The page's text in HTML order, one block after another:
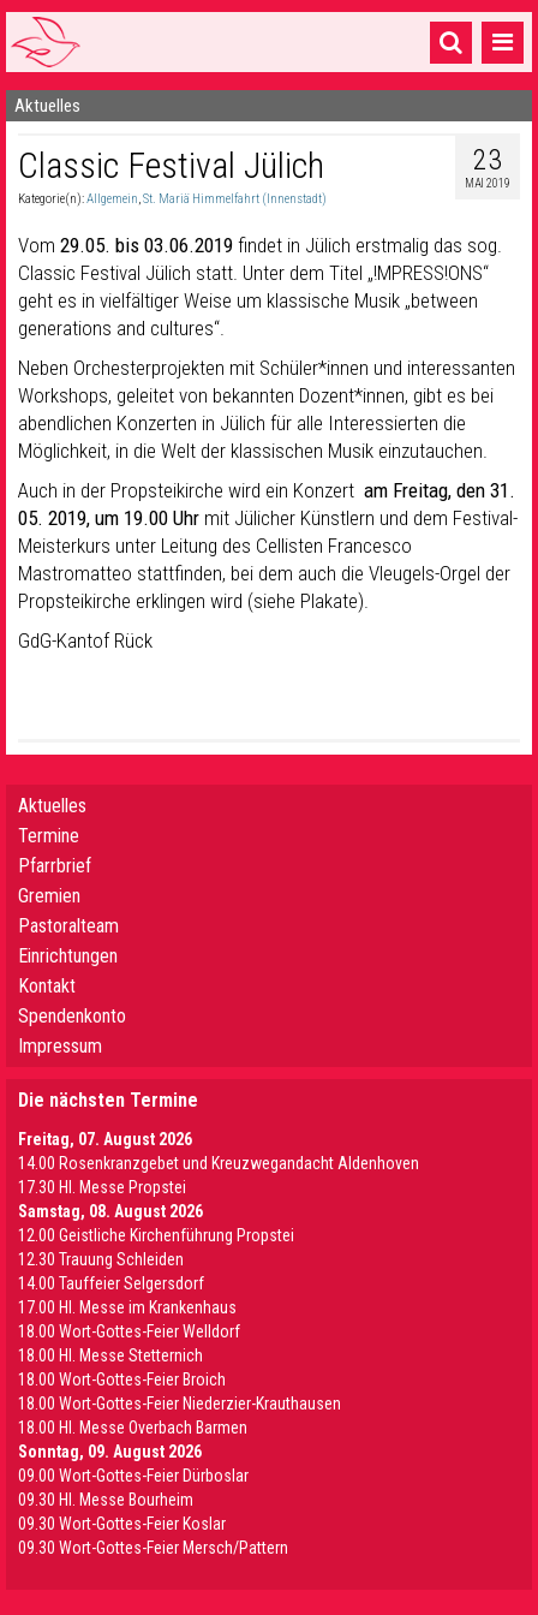
Startseite
1 Pfarrei
16 Gemeinden & mehr
Gottesdienste & Sinnsuche
Sakramente & Feste
Musik& Kultur
Seelsorge & Kontakt
Aktuelles
23
MAI 2019
Classic Festival Jülich
Kategorie(n):Allgemein,St. Mariä Himmelfahrt (Innenstadt)
Vom 29.05. bis 03.06.2019 findet in Jülich erstmalig das sog.
Classic Festival Jülich statt. Unter dem Titel „!MPRESS!ONS“
geht es in vielfältiger Weise um klassische Musik „between
generations and cultures“.
Neben Orchesterprojekten mit Schüler*innen und interessanten
Workshops, geleitet von bekannten Dozent*innen, gibt es bei
abendlichen Konzerten in Jülich für alle Interessierten die
Möglichkeit, in die Welt der klassischen Musik einzutauchen.
Auch in der Propsteikirche wird ein Konzert am Freitag, den 31.
05. 2019, um 19.00 Uhr mit Jülicher Künstlern und dem Festival-
Meisterkurs unter Leitung des Cellisten Francesco
Mastromatteo stattfinden, bei dem auch die Vleugels-Orgel der
Propsteikirche erklingen wird (siehe Plakate).
GdG-Kantof Rück
Aktuelles
Termine
Pfarrbrief
Gremien
Pastoralteam
Einrichtungen
Kontakt
Spendenkonto
Impressum
Die nächsten Termine
Freitag, 07. August 2026
14.00 Rosenkranzgebet und Kreuzwegandacht Aldenhoven
17.30 Hl. Messe Propstei
Samstag, 08. August 2026
12.00 Geistliche Kirchenführung Propstei
12.30 Trauung Schleiden
14.00 Tauffeier Selgersdorf
17.00 Hl. Messe im Krankenhaus
18.00 Wort-Gottes-Feier Welldorf
18.00 Hl. Messe Stetternich
18.00 Wort-Gottes-Feier Broich
18.00 Wort-Gottes-Feier Niederzier-Krauthausen
18.00 Hl. Messe Overbach Barmen
Sonntag, 09. August 2026
09.00 Wort-Gottes-Feier Dürboslar
09.30 HI. Messe Bourheim
09.30 Wort-Gottes-Feier Koslar
09.30 Wort-Gottes-Feier Mersch/Pattern